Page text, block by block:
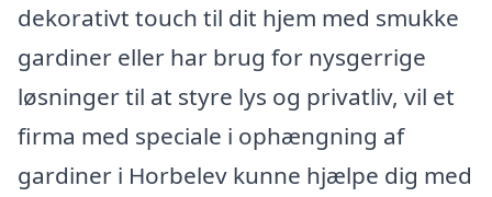
dekorativt touch til dit hjem med smukke
gardiner eller har brug for nysgerrige
løsninger til at styre lys og privatliv, vil et
firma med speciale i ophængning af
gardiner i Horbelev kunne hjælpe dig med